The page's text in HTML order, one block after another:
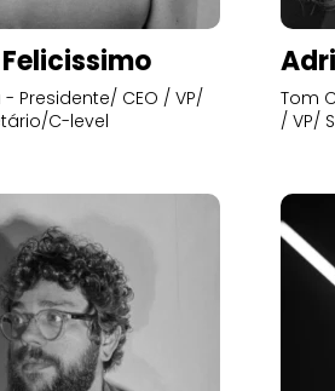
Presidente/ CEO / VP/
C-level
Tom
/ VP/